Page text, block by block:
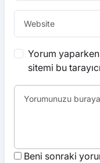
Yorum
sitemi bu
Beni sonraki